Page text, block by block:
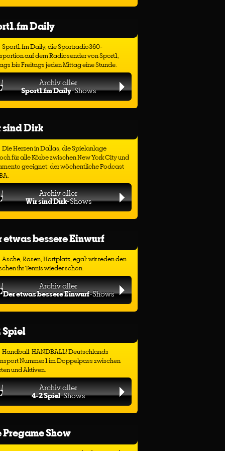
Daily
Sport1.fm Daily, die Sportradio360-
auf dem Radiosender von Sport1,
bis Freitags jeden Mittag eine Stunde.
Archiv aller
Sport1.fm Daily-Shows
sind Dirk
Die Herzen in Dallas, die Spielanlage
für alle Körbe zwischen New York City und
geeignet: der wöchentliche Podcast
Archiv aller
Wir sind Dirk-Shows
etwas bessere Einwurf
Asche, Rasen, Hartplatz, egal: wir reden den
ihr Tennis wieder schön.
Archiv aller
Der etwas bessere Einwurf-Shows
Handball. HANDBALL! Deutschlands
Nummer 1 im Doppelpass zwischen
und Aktiven.
Archiv aller
4-2 Spiel-Shows
Show